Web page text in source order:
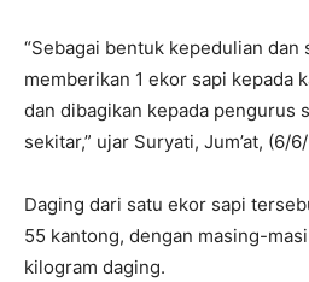
“Sebagai bentuk kepedulian dan
memberikan 1 ekor sapi kepada
dan dibagikan kepada pengurus
sekitar,” ujar Suryati, Jum’at, (6/
Daging dari satu ekor sapi
55 kantong, dengan masing-
kilogram daging.